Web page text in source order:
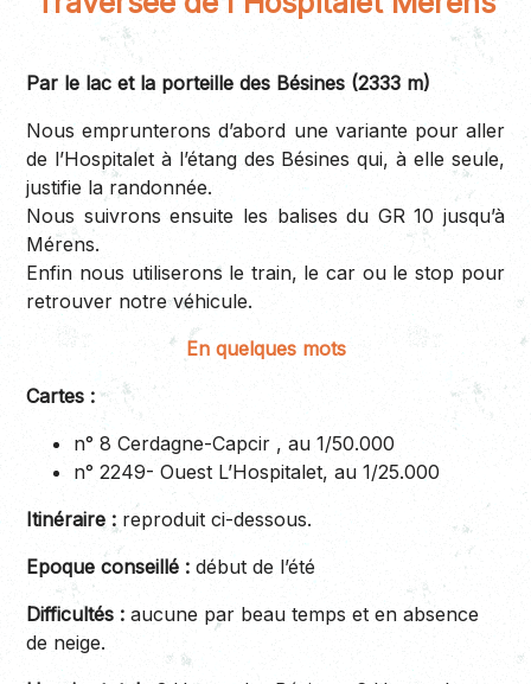
Par le lac et la porteille des Bésines (2333 m)
Nous emprunterons d’abord une variante pour aller
de l’Hospitalet à l’étang des Bésines qui, à elle seule,
justifie la randonnée.
Nous suivrons ensuite les balises du GR 10 jusqu’à
Mérens.
Enfin nous utiliserons le train, le car ou le stop pour
retrouver notre véhicule.
En quelques mots
Cartes :
n° 8 Cerdagne-Capcir , au 1/50.000
n° 2249- Ouest L’Hospitalet, au 1/25.000
Itinéraire : reproduit ci-dessous.
Epoque conseillé : début de l’été
Difficultés : aucune par beau temps et en absence
de neige.